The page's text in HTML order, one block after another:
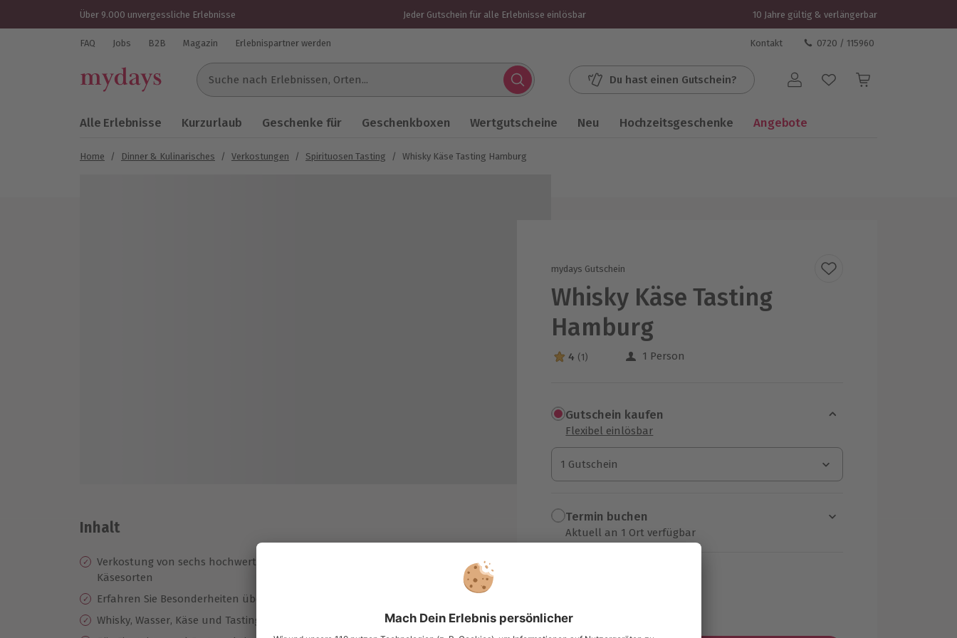
Über 9.000 unvergessliche Erlebnisse Jeder Gutschein für alle Erlebnisse einlösbar 10 Jahre gültig & verlängerbar
FAQ Jobs B2B Magazin Erlebnispartner werden Kontakt 0720 / 115960
Suche nach Erlebnissen...
Du hast einen Gutschein? Benutzerkonto
Alle Erlebnisse Kurzurlaub Geschenke für Geschenkboxen Wertgutscheine Neu Hochzeitsgeschenke Angebote
Home / Dinner & Kulinarisches / Verkostungen / Spirituosen Tasting / Whisky Käse Tasting Hamburg
mydays Gutschein
Whisky Käse Tasting
Hamburg
4 Sterne von 5 aus 1 Bewertungen
4 (1) 1 Person
Gutschein kaufen
Flexibel einlösbar
1 Gutschein
1 Gutschein
1 Gutschein
Termin buchen
Aktuell an 1 Ort verfügbar
zzgl. Versand
Inhalt
Verkostung von sechs hochwertigen Whiskys und sechs hochwertigen
Käsesorten
Erfahren Sie Besonderheiten über Whisky und seine Herstellung
Whisky, Wasser, Käse und Tastingunterlagen